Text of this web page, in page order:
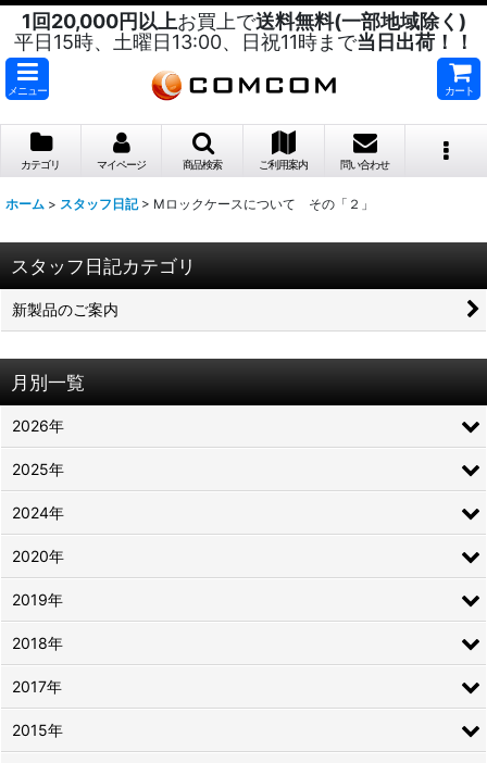
1回20,000円以上お買上で送料無料(一部地域除く)
平日15時、土曜日13:00、日祝11時まで当日出荷！！
メニュー カート
カテゴリ マイページ 商品検索 ご利用案内 問い合わせ
ホーム > スタッフ日記 > Mロックケースについて その「２」
スタッフ日記カテゴリ
新製品のご案内
月別一覧
2026年
2025年
2024年
2020年
2019年
2018年
2017年
2015年